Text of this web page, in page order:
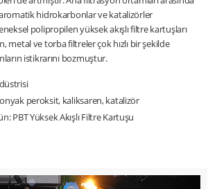
hidrokarbonlar ve katalizörler
polipropilen yüksek akışlı filtre kartuşları
metal ve torba filtreler çok hızlı bir şekilde
istikrarını bozmuştur.
peroksit, kaliksaren, katalizör
PBT Yüksek Akışlı Filtre Kartuşu